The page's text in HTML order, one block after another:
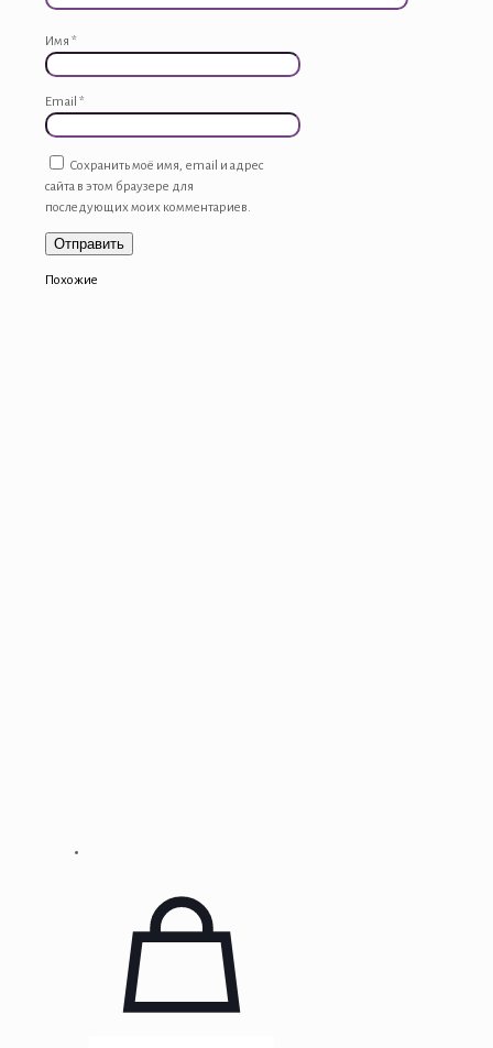
Имя *
Email *
Сохранить моё имя, email и адрес
сайта в этом браузере для
последующих моих комментариев.
Похожие